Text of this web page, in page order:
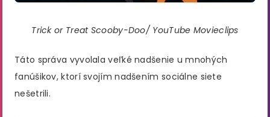
Trick or Treat Scooby-Doo/ YouTube Movieclips
Táto správa vyvolala veľké nadšenie u mnohých
fanúšikov, ktorí svojím nadšením sociálne siete
nešetrili.